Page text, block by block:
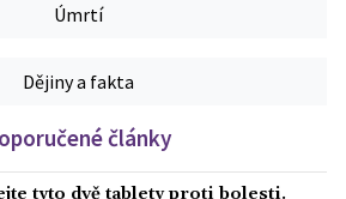
Úmrtí
Dějiny a fakta
články
tyto dvě tablety proti bolesti.